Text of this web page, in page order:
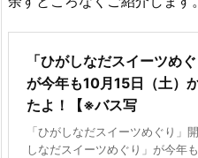
「ひがしなだスイーツめ
が今年も10月15日（土）
たよ！【※バス写
「ひがしなだスイーツめぐり」
しなだスイーツめぐり」が今年